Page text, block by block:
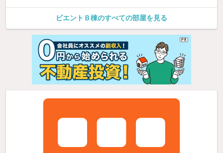
ビエントＢ棟のすべての部屋を見る